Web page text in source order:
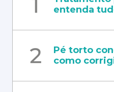
entenda
Pé torto
como